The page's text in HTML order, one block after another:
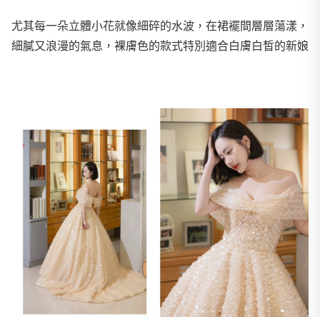
尤其每一朵立體小花就像細碎的水波，在裙襬間層層蕩漾，
細膩又浪漫的氣息，裸膚色的款式特別適合白膚白皙的新娘